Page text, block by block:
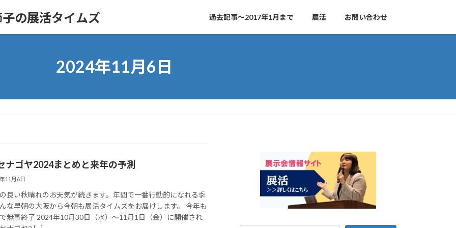
の展活タイムズ 過去記事～2017年1月まで 展活 お問い合わせ
2024年11月6日
ナゴヤ2024まとめと来年の予測
11月6日
良い秋晴れのお天気が続きます。年間で一番行動的になれる季
な早朝の大阪から今朝も展活タイムズをお届けします。 今年も
無事終了 2024年10月30日（水）～11月1日（金）に開催され